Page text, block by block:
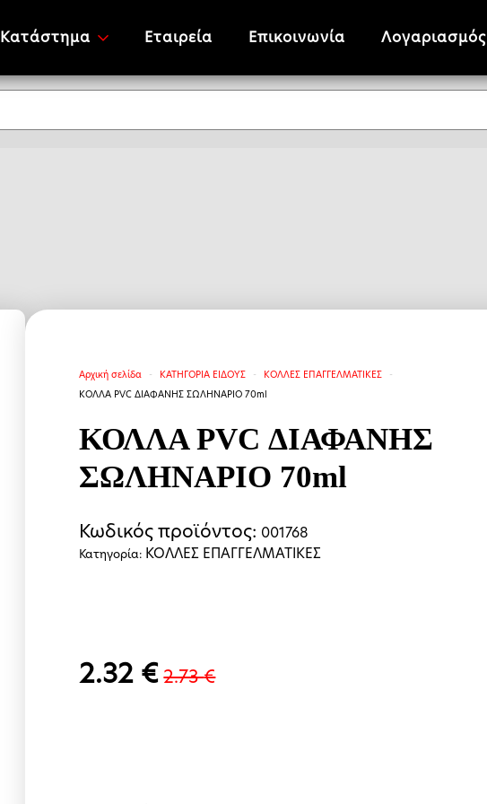
Κατάστημα Εταιρεία Επικοινωνία Λογαριασμός
Αρχική σελίδα ΚΑΤΗΓΟΡΙΑ ΕΙΔΟΥΣ
ΚΟΛΛΕΣ ΕΠΑΓΓΕΛΜΑΤΙΚΕΣ
ΚΟΛΛΑ PVC ΔΙΑΦΑΝΗΣ ΣΩΛΗΝΑΡΙΟ 70ml
ΚΟΛΛΑ PVC ΔΙΑΦΑΝΗΣ
ΣΩΛΗΝΑΡΙΟ 70ml
Κωδικός προϊόντος: 001768
Κατηγορία: ΚΟΛΛΕΣ ΕΠΑΓΓΕΛΜΑΤΙΚΕΣ
2.73€
Original
2.32 €
Η